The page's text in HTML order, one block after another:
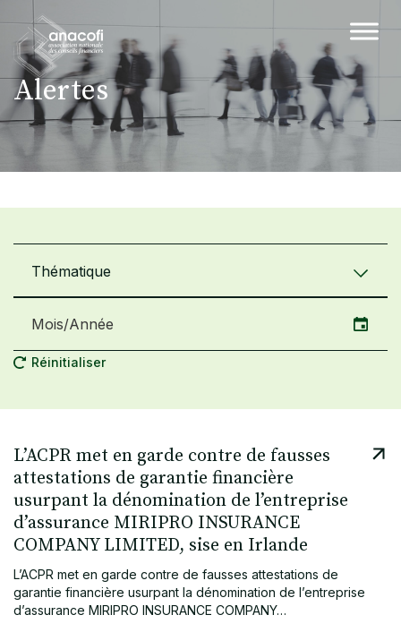
Alertes
Thématique
Réinitialiser
L’ACPR met en garde contre de fausses
attestations de garantie financière
usurpant la dénomination de l’entreprise
d’assurance MIRIPRO INSURANCE
COMPANY LIMITED, sise en Irlande
L’ACPR met en garde contre de fausses attestations de
garantie financière usurpant la dénomination de l’entreprise
d’assurance MIRIPRO INSURANCE COMPANY…